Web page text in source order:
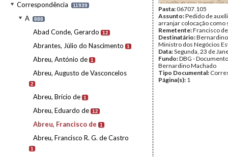
Correspondência 11939
A 888
Abad Conde, Gerardo 12
Abrantes, Júlio do Nascimento 1
Abreu, António de 1
Abreu, Augusto de Vasconcelos
2
Abreu, Brício de 1
Abreu, Eduardo de 12
Abreu, Francisco de 1
Abreu, Francisco R. G. de Castro
1
Pasta:06707.105
Assunto:Pedido de
arranjar colocação
Remetente:Francisco
Destinatário:
Ministro dos Negócios
Data:Segunda, 23 de
Fundo:DBG -
Bernardino Machado
Tipo Documental:
Página(s): 1